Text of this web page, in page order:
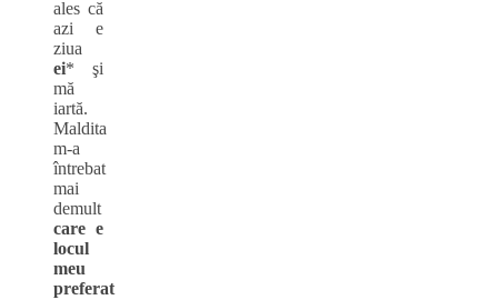
ales că
azi e
ziua
ei* şi
mă
iartă.
Maldita
m-a
întrebat
mai
demult
care e
locul
meu
preferat